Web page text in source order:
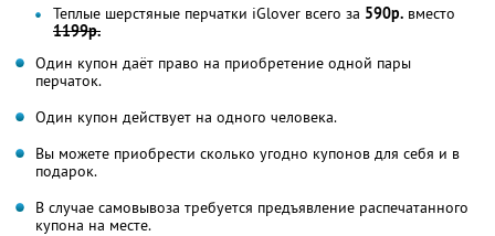
Теплые шерстяные перчатки iGlover всего за 590р. вместо
1199р.
Один купон даёт право на приобретение одной пары
перчаток.
Один купон действует на одного человека.
Вы можете приобрести сколько угодно купонов для себя и в
подарок.
В случае самовывоза требуется предъявление распечатанного
купона на месте.